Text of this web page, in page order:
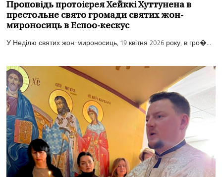
Проповідь протоієрея Хейккі Хуттунена в
престольне свято громади святих жон-
мироносиць в Еспоо-кескус
У Неділю святих жон-мироносиць, 19 квітня 2026 року, в гро�...